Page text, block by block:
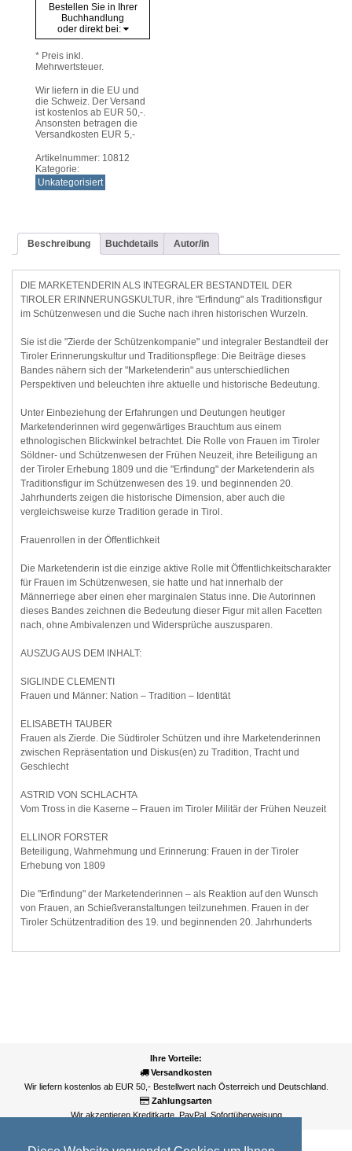
Bestellen Sie in Ihrer
Buchhandlung
oder direkt bei:
* Preis inkl.
Mehrwertsteuer.
Wir liefern in die EU und
die Schweiz. Der Versand
ist kostenlos ab EUR 50,-.
Ansonsten betragen die
Versandkosten EUR 5,-
Artikelnummer: 10812
Kategorie:
Unkategorisiert
Beschreibung Buchdetails Autor/in
DIE MARKETENDERIN ALS INTEGRALER BESTANDTEIL DER
TIROLER ERINNERUNGSKULTUR, ihre "Erfindung" als Traditionsfigur
im Schützenwesen und die Suche nach ihren historischen Wurzeln.
Sie ist die "Zierde der Schützenkompanie" und integraler Bestandteil der
Tiroler Erinnerungskultur und Traditionspflege: Die Beiträge dieses
Bandes nähern sich der "Marketenderin" aus unterschiedlichen
Perspektiven und beleuchten ihre aktuelle und historische Bedeutung.
Unter Einbeziehung der Erfahrungen und Deutungen heutiger
Marketenderinnen wird gegenwärtiges Brauchtum aus einem
ethnologischen Blickwinkel betrachtet. Die Rolle von Frauen im Tiroler
Söldner- und Schützenwesen der Frühen Neuzeit, ihre Beteiligung an
der Tiroler Erhebung 1809 und die "Erfindung" der Marketenderin als
Traditionsfigur im Schützenwesen des 19. und beginnenden 20.
Jahrhunderts zeigen die historische Dimension, aber auch die
vergleichsweise kurze Tradition gerade in Tirol.
Frauenrollen in der Öffentlichkeit
Die Marketenderin ist die einzige aktive Rolle mit Öffentlichkeitscharakter
für Frauen im Schützenwesen, sie hatte und hat innerhalb der
Männerriege aber einen eher marginalen Status inne. Die Autorinnen
dieses Bandes zeichnen die Bedeutung dieser Figur mit allen Facetten
nach, ohne Ambivalenzen und Widersprüche auszusparen.
AUSZUG AUS DEM INHALT:
SIGLINDE CLEMENTI
Frauen und Männer: Nation – Tradition – Identität
ELISABETH TAUBER
Frauen als Zierde. Die Südtiroler Schützen und ihre Marketenderinnen
zwischen Repräsentation und Diskus(en) zu Tradition, Tracht und
Geschlecht
ASTRID VON SCHLACHTA
Vom Tross in die Kaserne – Frauen im Tiroler Militär der Frühen Neuzeit
ELLINOR FORSTER
Beteiligung, Wahrnehmung und Erinnerung: Frauen in der Tiroler
Erhebung von 1809
Die "Erfindung" der Marketenderinnen – als Reaktion auf den Wunsch
von Frauen, an Schießveranstaltungen teilzunehmen. Frauen in der
Tiroler Schützentradition des 19. und beginnenden 20. Jahrhunderts
Ihre Vorteile:
Versandkosten
Wir liefern kostenlos ab EUR 50,- Bestellwert nach Österreich und Deutschland.
Zahlungsarten
Wir akzeptieren Kreditkarte, PayPal, Sofortüberweisung